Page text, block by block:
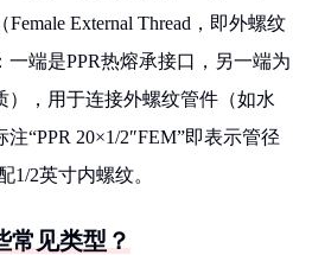
External Thread，即外螺纹
端是PPR热熔承接口，另一端为
），用于连接外螺纹管件（如水
“PPR 20×1/2″FEM”即表示管径
1/2英寸内螺纹。
常见类型？